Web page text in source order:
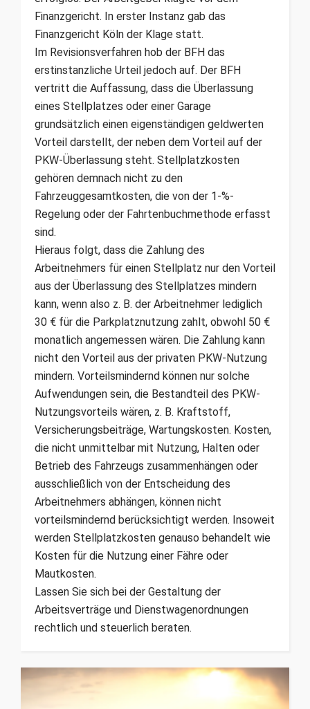
Finanzgericht. In erster Instanz gab das
Finanzgericht Köln der Klage statt.
Im Revisionsverfahren hob der BFH das
erstinstanzliche Urteil jedoch auf. Der BFH
vertritt die Auffassung, dass die Überlassung
eines Stellplatzes oder einer Garage
grundsätzlich einen eigenständigen geldwerten
Vorteil darstellt, der neben dem Vorteil auf der
PKW-Überlassung steht. Stellplatzkosten
gehören demnach nicht zu den
Fahrzeuggesamtkosten, die von der 1-%-
Regelung oder der Fahrtenbuchmethode erfasst
sind.
Hieraus folgt, dass die Zahlung des
Arbeitnehmers für einen Stellplatz nur den Vorteil
aus der Überlassung des Stellplatzes mindern
kann, wenn also z. B. der Arbeitnehmer lediglich
30 € für die Parkplatznutzung zahlt, obwohl 50 €
monatlich angemessen wären. Die Zahlung kann
nicht den Vorteil aus der privaten PKW-Nutzung
mindern. Vorteilsmindernd können nur solche
Aufwendungen sein, die Bestandteil des PKW-
Nutzungsvorteils wären, z. B. Kraftstoff,
Versicherungsbeiträge, Wartungskosten. Kosten,
die nicht unmittelbar mit Nutzung, Halten oder
Betrieb des Fahrzeugs zusammenhängen oder
ausschließlich von der Entscheidung des
Arbeitnehmers abhängen, können nicht
vorteilsmindernd berücksichtigt werden. Insoweit
werden Stellplatzkosten genauso behandelt wie
Kosten für die Nutzung einer Fähre oder
Mautkosten.
Lassen Sie sich bei der Gestaltung der
Arbeitsverträge und Dienstwagenordnungen
rechtlich und steuerlich beraten.